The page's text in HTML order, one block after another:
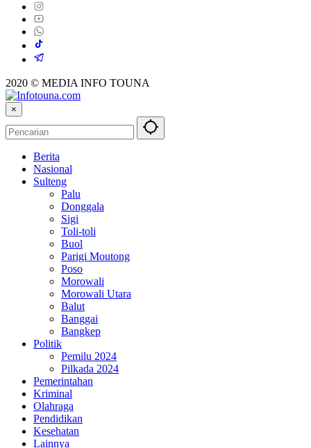
2020 © MEDIA INFO TOUNA
×
Berita
Nasional
Sulteng
Palu
Donggala
Sigi
Toli-toli
Buol
Parigi Moutong
Poso
Morowali
Morowali Utara
Balut
Banggai
Bangkep
Politik
Pemilu 2024
Pilkada 2024
Pemerintahan
Kriminal
Olahraga
Pendidikan
Kesehatan
Lainnya